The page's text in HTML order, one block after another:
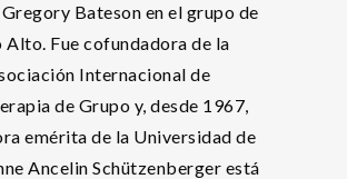
Bateson en el grupo de
Alto. Fue cofundadora de la
Internacional de
de Grupo y, desde 1967,
emérita de la Universidad de
Ancelin Schützenberger está